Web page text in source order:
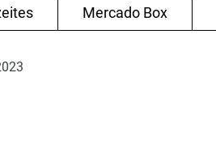
Mercado Box